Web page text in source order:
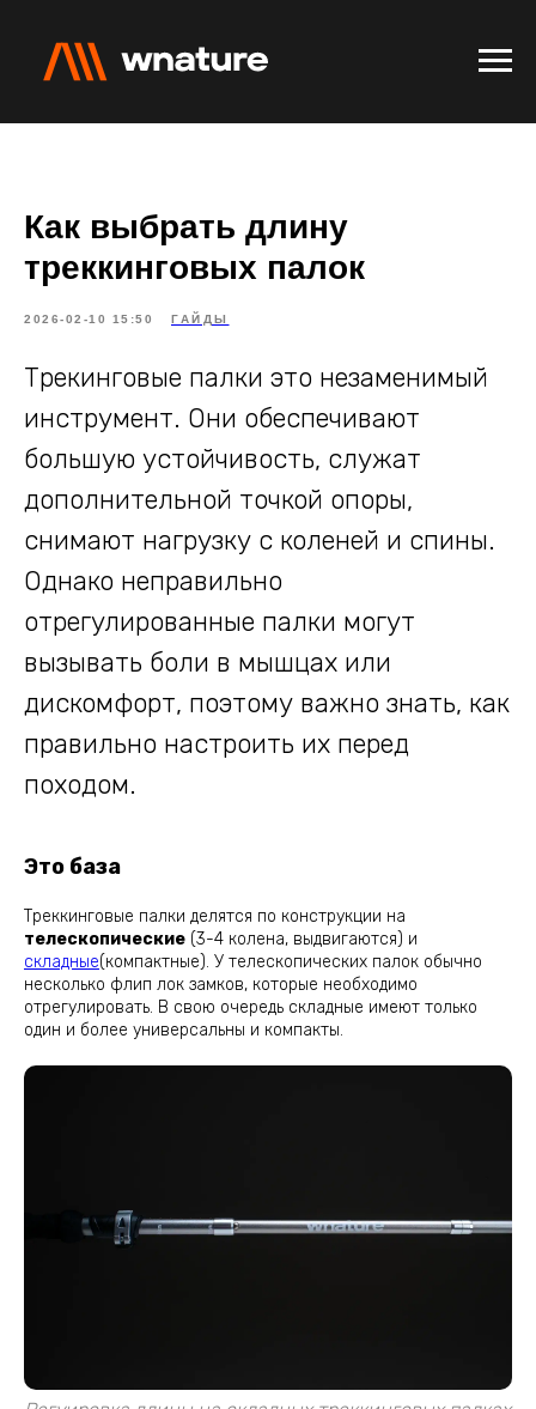
Как выбрать длину
треккинговых палок
2026-02-10 15:50 ГАЙДЫ
Трекинговые палки это незаменимый
инструмент. Они обеспечивают
большую устойчивость, служат
дополнительной точкой опоры,
снимают нагрузку с коленей и спины.
Однако неправильно
отрегулированные палки могут
вызывать боли в мышцах или
дискомфорт, поэтому важно знать, как
правильно настроить их перед
походом.
Это база
Треккинговые палки делятся по конструкции на
телескопические (3-4 колена, выдвигаются) и
складные(компактные). У телескопических палок обычно
несколько флип лок замков, которые необходимо
отрегулировать. В свою очередь складные имеют только
один и более универсальны и компакты.